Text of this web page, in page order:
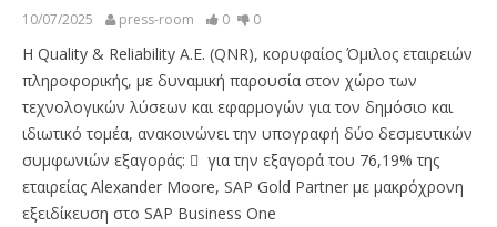
10/07/2025 press-room 0 0
Η Quality & Reliability A.E. (QNR), κορυφαίος Όμιλος εταιρειών
πληροφορικής, με δυναμική παρουσία στον χώρο των
τεχνολογικών λύσεων και εφαρμογών για τον δημόσιο και
ιδιωτικό τομέα, ανακοινώνει την υπογραφή δύο δεσμευτικών
συμφωνιών εξαγοράς:  για την εξαγορά του 76,19% της
εταιρείας Alexander Moore, SAP Gold Partner με μακρόχρονη
εξειδίκευση στο SAP Business One